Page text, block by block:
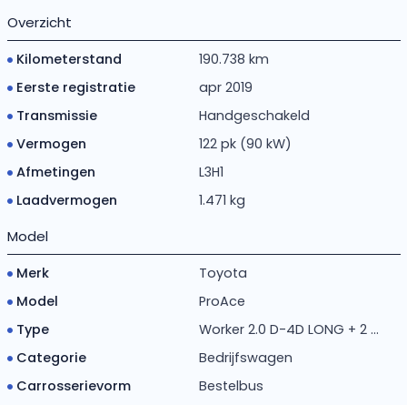
Overzicht
Kilometerstand
190.738 km
Eerste registratie
apr 2019
Transmissie
Handgeschakeld
Vermogen
122 pk (90 kW)
Afmetingen
L3H1
Laadvermogen
1.471 kg
Model
Merk
Toyota
Model
ProAce
Type
Worker 2.0 D-4D LONG + 2 ...
Categorie
Bedrijfswagen
Carrosserievorm
Bestelbus